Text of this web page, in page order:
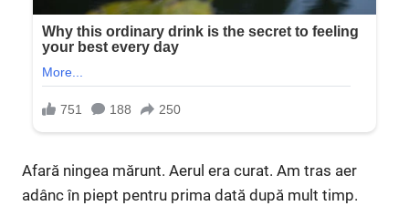
Afară ningea mărunt. Aerul era curat. Am tras aer
adânc în piept pentru prima dată după mult timp.